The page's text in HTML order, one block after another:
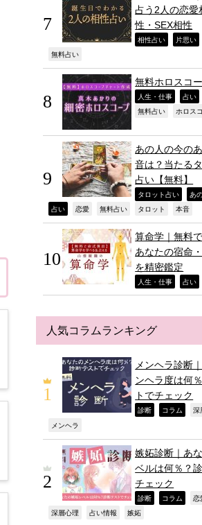
占う2人の恋愛
性・SEX相性
相性占い 片思い
無料占い
無料ホロスコ
人生・仕事 占い
無料占い ホロス
あの人の今の
音は？当たる
占い【無料】
タロット占い あ
占い 恋愛 無料占い タロット 本音
算命学｜無料
あなたの宿命
を精密鑑定
人生・仕事 占い
人気コラムランキング
メンヘラ診断
ンヘラ度は何
トでチェック
診断 コラム 深
メンヘラ
嫉妬診断｜あ
ベルは何％？
チェック
診断 コラム 恋
深層心理 占い情報 嫉妬